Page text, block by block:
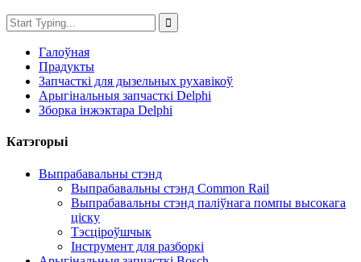
Галоўная
Прадукты
Запчасткі для дызельных рухавікоў
Арыгінальныя запчасткі Delphi
Зборка інжэктара Delphi
Катэгорыі
Выпрабавальны стэнд
Выпрабавальны стэнд Common Rail
Выпрабавальны стэнд паліўнага помпы высокага
ціску
Тэсціроўшчык
Інструмент для разборкі